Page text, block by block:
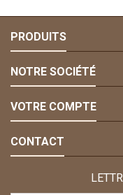
PRODUITS
NOTRE SOCIÉTÉ
VOTRE COMPTE
CONTACT